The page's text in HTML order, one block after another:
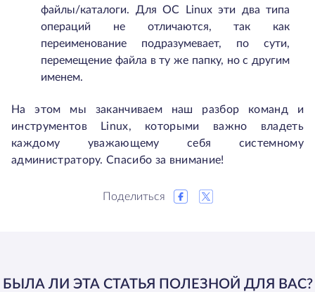
файлы/каталоги. Для ОС Linux эти два типа
операций не отличаются, так как
переименование подразумевает, по сути,
перемещение файла в ту же папку, но с другим
именем.
На этом мы заканчиваем наш разбор команд и
инструментов Linux, которыми важно владеть
каждому уважающему себя системному
администратору. Спасибо за внимание!
Поделиться
БЫЛА ЛИ ЭТА СТАТЬЯ ПОЛЕЗНОЙ ДЛЯ ВАС?